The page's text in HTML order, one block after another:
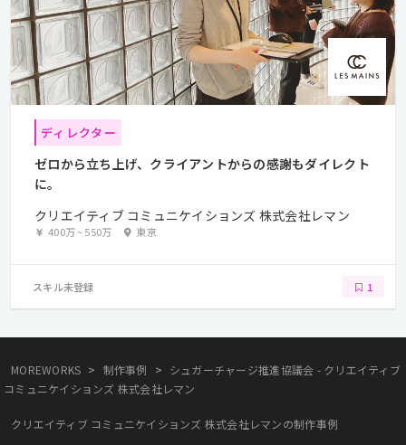
ディレクター
ゼロから立ち上げ、クライアントからの感謝もダイレクト
に。
クリエイティブ コミュニケイションズ 株式会社レマン
400万~550万 東京
スキル未登録 1
MOREWORKS > 制作事例 > シュガーチャージ推進協議会 - クリエイティブ
コミュニケイションズ 株式会社レマン
クリエイティブ コミュニケイションズ 株式会社レマンの制作事例